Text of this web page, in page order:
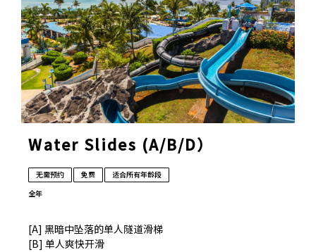
Water Slides (A/B/D）
无需预约 免费
适合所有年龄段
全年
[A] 黑暗中坠落的单人隧道滑梯
[B] 单人爽快开滑